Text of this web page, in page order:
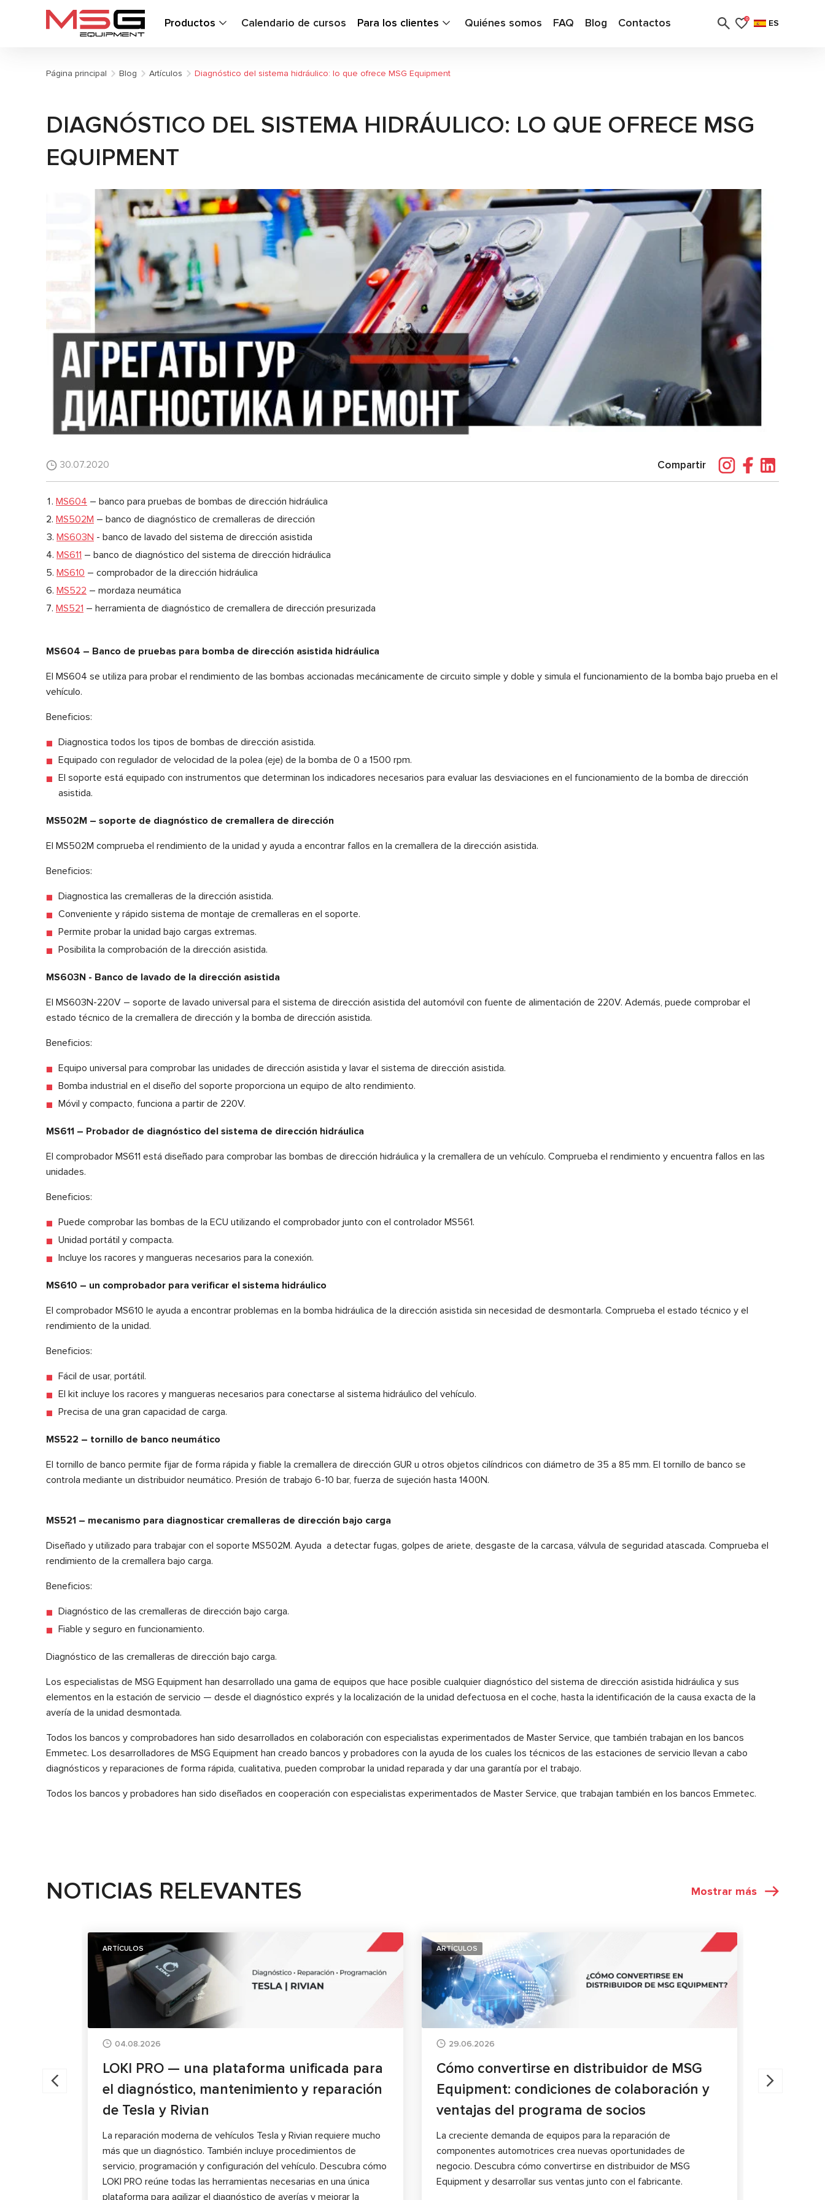
Productos Calendario de cursos Para los clientes Quiénes somos FAQ Blog Contactos 0 ES
Página principal Blog Artículos Diagnóstico del sistema hidráulico: lo que ofrece MSG Equipment
DIAGNÓSTICO DEL SISTEMA HIDRÁULICO: LO QUE OFRECE MSG
EQUIPMENT
30.07.2020 Compartir
MS604 – banco para pruebas de bombas de dirección hidráulica
MS502M – banco de diagnóstico de cremalleras de dirección
MS603N - banco de lavado del sistema de dirección asistida
MS611 – banco de diagnóstico del sistema de dirección hidráulica
MS610 – comprobador de la dirección hidráulica
MS522 – mordaza neumática
MS521 – herramienta de diagnóstico de cremallera de dirección presurizada
MS604 – Banco de pruebas para bomba de dirección asistida hidráulica
El MS604 se utiliza para probar el rendimiento de las bombas accionadas mecánicamente de circuito simple y doble y simula el funcionamiento de la bomba bajo prueba en el
vehículo.
Beneficios:
Diagnostica todos los tipos de bombas de dirección asistida.
Equipado con regulador de velocidad de la polea (eje) de la bomba de 0 a 1500 rpm.
El soporte está equipado con instrumentos que determinan los indicadores necesarios para evaluar las desviaciones en el funcionamiento de la bomba de dirección
asistida.
MS502M – soporte de diagnóstico de cremallera de dirección
El MS502M comprueba el rendimiento de la unidad y ayuda a encontrar fallos en la cremallera de la dirección asistida.
Beneficios:
Diagnostica las cremalleras de la dirección asistida.
Conveniente y rápido sistema de montaje de cremalleras en el soporte.
Permite probar la unidad bajo cargas extremas.
Posibilita la comprobación de la dirección asistida.
MS603N - Banco de lavado de la dirección asistida
El MS603N-220V – soporte de lavado universal para el sistema de dirección asistida del automóvil con fuente de alimentación de 220V. Además, puede comprobar el
estado técnico de la cremallera de dirección y la bomba de dirección asistida.
Beneficios:
Equipo universal para comprobar las unidades de dirección asistida y lavar el sistema de dirección asistida.
Bomba industrial en el diseño del soporte proporciona un equipo de alto rendimiento.
Móvil y compacto, funciona a partir de 220V.
MS611 – Probador de diagnóstico del sistema de dirección hidráulica
El comprobador MS611 está diseñado para comprobar las bombas de dirección hidráulica y la cremallera de un vehículo. Comprueba el rendimiento y encuentra fallos en las
unidades.
Beneficios:
Puede comprobar las bombas de la ECU utilizando el comprobador junto con el controlador MS561.
Unidad portátil y compacta.
Incluye los racores y mangueras necesarios para la conexión.
MS610 – un comprobador para verificar el sistema hidráulico
El comprobador MS610 le ayuda a encontrar problemas en la bomba hidráulica de la dirección asistida sin necesidad de desmontarla. Comprueba el estado técnico y el
rendimiento de la unidad.
Beneficios:
Fácil de usar, portátil.
El kit incluye los racores y mangueras necesarios para conectarse al sistema hidráulico del vehículo.
Precisa de una gran capacidad de carga.
MS522 – tornillo de banco neumático
El tornillo de banco permite fijar de forma rápida y fiable la cremallera de dirección GUR u otros objetos cilíndricos con diámetro de 35 a 85 mm. El tornillo de banco se
controla mediante un distribuidor neumático. Presión de trabajo 6-10 bar, fuerza de sujeción hasta 1400N.
MS521 – mecanismo para diagnosticar cremalleras de dirección bajo carga
Diseñado y utilizado para trabajar con el soporte MS502M. Ayuda a detectar fugas, golpes de ariete, desgaste de la carcasa, válvula de seguridad atascada. Comprueba el
rendimiento de la cremallera bajo carga.
Beneficios:
Diagnóstico de las cremalleras de dirección bajo carga.
Fiable y seguro en funcionamiento.
Diagnóstico de las cremalleras de dirección bajo carga.
Los especialistas de MSG Equipment han desarrollado una gama de equipos que hace posible cualquier diagnóstico del sistema de dirección asistida hidráulica y sus
elementos en la estación de servicio — desde el diagnóstico exprés y la localización de la unidad defectuosa en el coche, hasta la identificación de la causa exacta de la
avería de la unidad desmontada.
Todos los bancos y comprobadores han sido desarrollados en colaboración con especialistas experimentados de Master Service, que también trabajan en los bancos
Emmetec. Los desarrolladores de MSG Equipment han creado bancos y probadores con la ayuda de los cuales los técnicos de las estaciones de servicio llevan a cabo
diagnósticos y reparaciones de forma rápida, cualitativa, pueden comprobar la unidad reparada y dar una garantía por el trabajo.
Todos los bancos y probadores han sido diseñados en cooperación con especialistas experimentados de Master Service, que trabajan también en los bancos Emmetec.
NOTICIAS RELEVANTES Mostrar más
ARTÍCULOS
04.08.2026
LOKI PRO — una plataforma unificada para
el diagnóstico, mantenimiento y reparación
de Tesla y Rivian
La reparación moderna de vehículos Tesla y Rivian requiere mucho
más que un diagnóstico. También incluye procedimientos de
servicio, programación y configuración del vehículo. Descubra cómo
LOKI PRO reúne todas las herramientas necesarias en una única
plataforma para agilizar el diagnóstico de averías y mejorar la
ARTÍCULOS
29.06.2026
Cómo convertirse en distribuidor de MSG
Equipment: condiciones de colaboración y
ventajas del programa de socios
La creciente demanda de equipos para la reparación de
componentes automotrices crea nuevas oportunidades de
negocio. Descubra cómo convertirse en distribuidor de MSG
Equipment y desarrollar sus ventas junto con el fabricante.